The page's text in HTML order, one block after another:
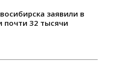
заявили в
почти 32 тысячи